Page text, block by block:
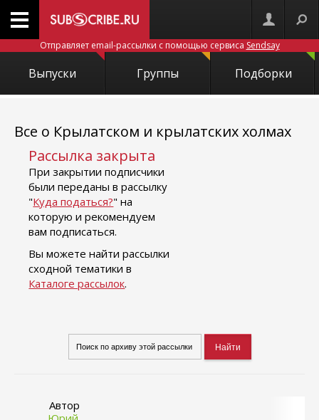
Отправляет email-рассылки с помощью сервиса Sendsay
Выпуски Группы Подборки
Все о Крылатском и крылатских холмах
Рассылка закрыта
При закрытии подписчики
были переданы в рассылку
"Куда податься?" на
которую и рекомендуем
вам подписаться.
Вы можете найти рассылки
сходной тематики в
Каталоге рассылок.
Автор